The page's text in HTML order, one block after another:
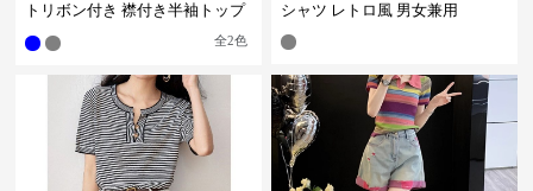
トリボン付き 襟付き半袖トップ
全2色
シャツ レトロ風 男女兼用